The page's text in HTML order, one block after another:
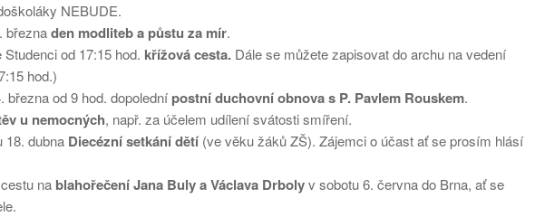
NEBUDE.
březnaden modliteb a půstu za mír.
od 17:15 hod. křížová cesta. Dále se můžete zapisovat do archu na vedení
hod.)
března od 9 hod. dopolednípostní duchovní obnova s P. Pavlem Rouskem.
u nemocných, např. za účelem udílení svátosti smíření.
18. dubna Diecézní setkání dětí (ve věku žáků ZŠ). Zájemci o účast ať se prosím hlásí
na blahořečení Jana Buly a Václava Drbolyv sobotu 6. června do Brna, ať se